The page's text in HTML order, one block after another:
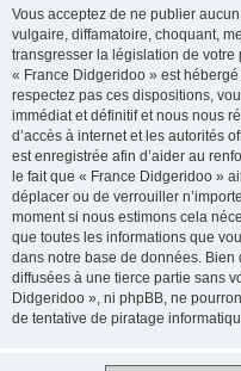
Vous acceptez de ne publier
vulgaire, diffamatoire, choquant,
transgresser la législation de
« France Didgeridoo » est
respectez pas ces dispositions,
immédiat et définitif et nous nous
d’accès à internet et les autorités
est enregistrée afin d’aider au
le fait que « France Didgeridoo »
déplacer ou de verrouiller
moment si nous estimons cela
que toutes les informations que
dans notre base de données.
diffusées à une tierce partie sans
Didgeridoo », ni phpBB, ne
de tentative de piratage